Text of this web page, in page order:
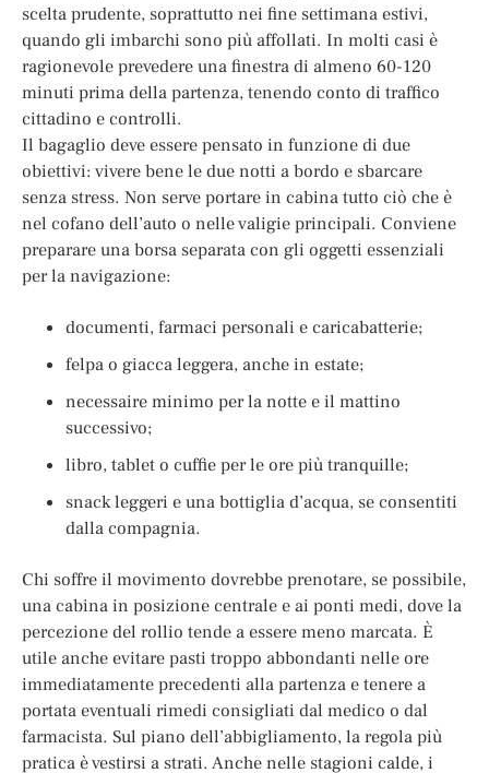
scelta prudente, soprattutto nei fine settimana estivi,
quando gli imbarchi sono più affollati. In molti casi è
ragionevole prevedere una finestra di almeno 60-120
minuti prima della partenza, tenendo conto di traffico
cittadino e controlli.
Il bagaglio deve essere pensato in funzione di due
obiettivi: vivere bene le due notti a bordo e sbarcare
senza stress. Non serve portare in cabina tutto ciò che è
nel cofano dell’auto o nelle valigie principali. Conviene
preparare una borsa separata con gli oggetti essenziali
per la navigazione:
documenti, farmaci personali e caricabatterie;
felpa o giacca leggera, anche in estate;
necessaire minimo per la notte e il mattino
successivo;
libro, tablet o cuffie per le ore più tranquille;
snack leggeri e una bottiglia d’acqua, se consentiti
dalla compagnia.
Chi soffre il movimento dovrebbe prenotare, se possibile,
una cabina in posizione centrale e ai ponti medi, dove la
percezione del rollio tende a essere meno marcata. È
utile anche evitare pasti troppo abbondanti nelle ore
immediatamente precedenti alla partenza e tenere a
portata eventuali rimedi consigliati dal medico o dal
farmacista. Sul piano dell’abbigliamento, la regola più
pratica è vestirsi a strati. Anche nelle stagioni calde, i